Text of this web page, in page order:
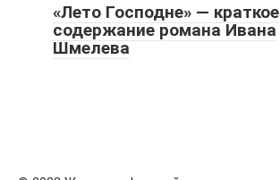
«Лето Господне» — краткое
содержание романа Ивана
Шмелева